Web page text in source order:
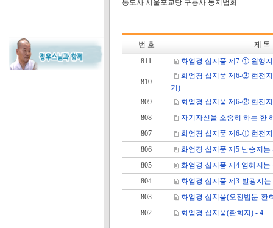
통도사 서울포교당 구룡사 동지법회
번 호
제 목
811
화엄경 십지품 제7-① 원행
810
화엄경 십지품 제6-③ 현전
기)
809
화엄경 십지품 제6-② 현전
808
자기자신을 소중히 하는 한
807
화엄경 십지품 제6-① 현전
806
화엄경 십지품 제5 난승지는
805
화엄경 십지품 제4 염혜지는
804
화엄경 십지품 제3-발광지
803
화엄경 십지품(오전법문-환
802
화엄경 십지품(환희지) - 4